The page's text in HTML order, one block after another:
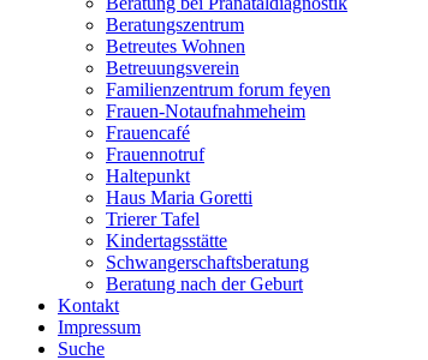
Beratungszentrum
Betreutes Wohnen
Betreuungsverein
Familienzentrum forum feyen
Frauen-Notaufnahmeheim
Frauencafé
Frauennotruf
Haltepunkt
Haus Maria Goretti
Trierer Tafel
Kindertagsstätte
Schwangerschaftsberatung
Beratung nach der Geburt
Kontakt
Impressum
Suche